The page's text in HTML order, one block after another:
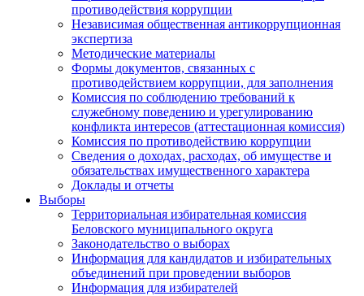
противодействия коррупции
Независимая общественная антикоррупционная
экспертиза
Методические материалы
Формы документов, связанных с
противодействием коррупции, для заполнения
Комиссия по соблюдению требований к
служебному поведению и урегулированию
конфликта интересов (аттестационная комиссия)
Комиссия по противодействию коррупции
Сведения о доходах, расходах, об имуществе и
обязательствах имущественного характера
Доклады и отчеты
Выборы
Территориальная избирательная комиссия
Беловского муниципального округа
Законодательство о выборах
Информация для кандидатов и избирательных
объединений при проведении выборов
Информация для избирателей